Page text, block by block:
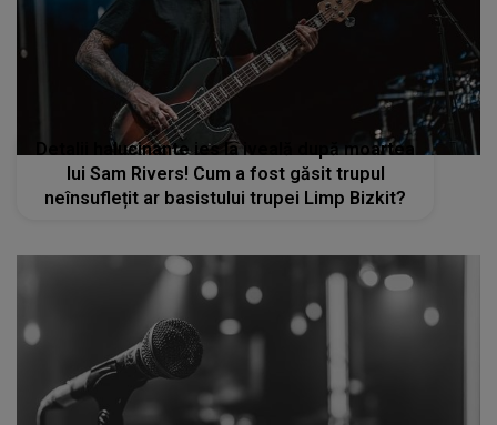
Detalii halucinante ies la iveală după moartea
lui Sam Rivers! Cum a fost găsit trupul
neînsuflețit ar basistului trupei Limp Bizkit?